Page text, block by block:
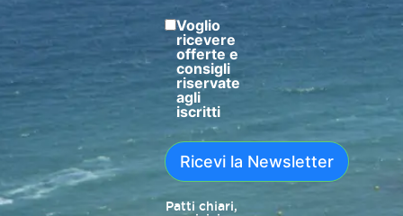
Voglio
ricevere
offerte e
consigli
riservate
agli
iscritti
Ricevi la Newsletter
Patti chiari,